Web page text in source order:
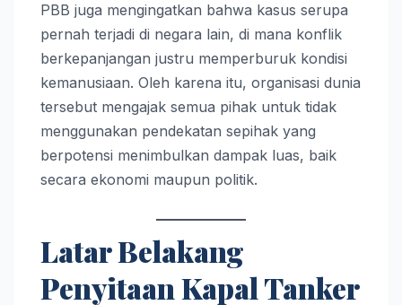
PBB juga mengingatkan bahwa kasus serupa
pernah terjadi di negara lain, di mana konflik
berkepanjangan justru memperburuk kondisi
kemanusiaan. Oleh karena itu, organisasi dunia
tersebut mengajak semua pihak untuk tidak
menggunakan pendekatan sepihak yang
berpotensi menimbulkan dampak luas, baik
secara ekonomi maupun politik.
Latar Belakang
Penyitaan Kapal Tanker